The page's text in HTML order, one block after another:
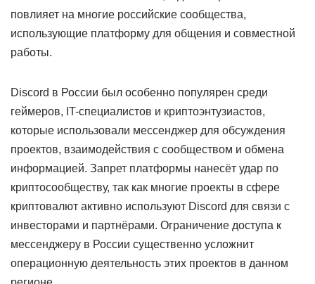
повлияет на многие российские сообщества,
использующие платформу для общения и совместной
работы.
Discord в России был особенно популярен среди
геймеров, IT-специалистов и криптоэнтузиастов,
которые использовали мессенджер для обсуждения
проектов, взаимодействия с сообществом и обмена
информацией. Запрет платформы нанесёт удар по
криптосообществу, так как многие проекты в сфере
криптовалют активно используют Discord для связи с
инвесторами и партнёрами. Ограничение доступа к
мессенджеру в России существенно усложнит
операционную деятельность этих проектов в данном